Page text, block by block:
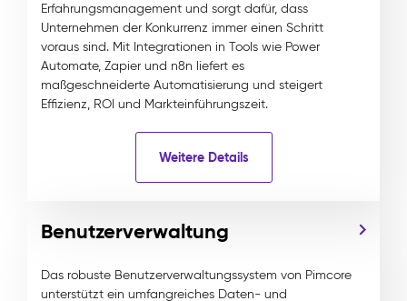
Erfahrungsmanagement und sorgt dafür, dass
Unternehmen der Konkurrenz immer einen Schritt
voraus sind. Mit Integrationen in Tools wie Power
Automate, Zapier und n8n liefert es
maßgeschneiderte Automatisierung und steigert
Effizienz, ROI und Markteinführungszeit.
Weitere Details
Benutzerverwaltung
Das robuste Benutzerverwaltungssystem von Pimcore
unterstützt ein umfangreiches Daten- und